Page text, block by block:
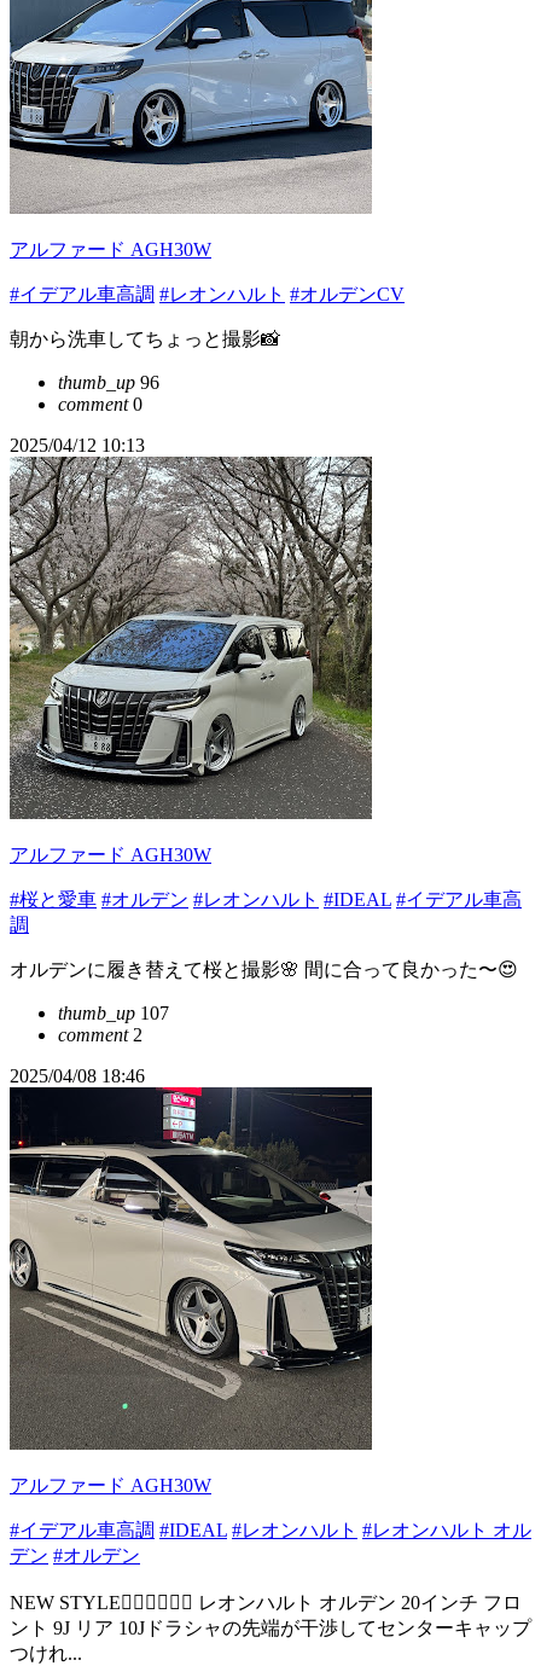
アルファード AGH30W
#イデアル車高調 #レオンハルト #オルデンCV
朝から洗車してちょっと撮影📸
thumb_up 96
comment0
2025/04/12 10:13
アルファード AGH30W
#桜と愛車 #オルデン #レオンハルト #IDEAL #イデアル車高
調
オルデンに履き替えて桜と撮影🌸 間に合って良かった〜😍
thumb_up 107
comment2
2025/04/08 18:46
アルファード AGH30W
#イデアル車高調 #IDEAL #レオンハルト #レオンハルト オル
デン #オルデン
NEW STYLE❤️‍🔥❤️‍🔥❤️‍🔥 レオンハルト オルデン 20インチ フロ
ント 9J リア 10Jドラシャの先端が干渉してセンターキャップ
つけれ...